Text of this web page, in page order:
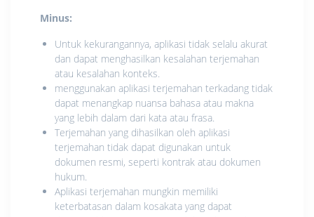
Minus:
Untuk kekurangannya, aplikasi tidak selalu akurat
dan dapat menghasilkan kesalahan terjemahan
atau kesalahan konteks.
menggunakan aplikasi terjemahan terkadang tidak
dapat menangkap nuansa bahasa atau makna
yang lebih dalam dari kata atau frasa.
Terjemahan yang dihasilkan oleh aplikasi
terjemahan tidak dapat digunakan untuk
dokumen resmi, seperti kontrak atau dokumen
hukum.
Aplikasi terjemahan mungkin memiliki
keterbatasan dalam kosakata yang dapat